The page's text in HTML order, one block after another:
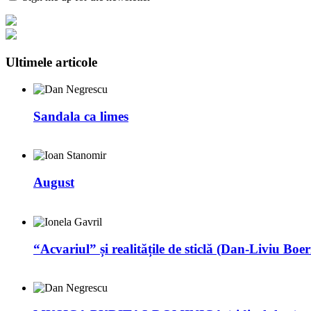
Ultimele articole
Sandala ca limes
August
“Acvariul” și realitățile de sticlă (Dan-Liviu